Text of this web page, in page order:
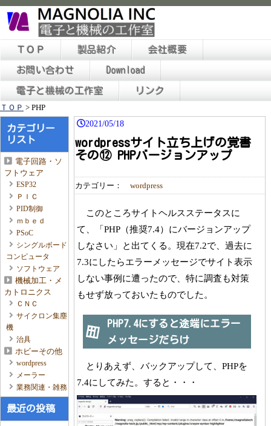
ＴＯＰ 製品紹介 会社概要
お問い合わせ Download
電子と機械の工作室 リンク
ＴＯＰ > PHP
カテゴリー
リスト
電子回路・ソ
フトウェア
ESP32
ＰＩＣ
PID制御
ｍｂｅｄ
PSoC
シングルボード
コンピュータ
ソフトウェア
機械加工・メ
カトロニクス
ＣＮＣ
サイクロン集塵
機
治具
ホビーその他
wordpress
メーラー
業務関連・雑務
最近の投稿
2021/05/18
wordpressサイト立ち上げの覚書
その⑫ PHPバージョンアップ
カテゴリー： wordpress
このところサイトヘルスステータスに
て、「PHP（推奨7.4）にバージョンアップ
しなさい」と出てくる。現在7.2で、過去に
7.3にしたらエラーメッセージでサイト表示
しない事例に遭ったので、特に調査も対策
もせず放っておいたものでした。
PHP7.4にすると途端にエラー
メッセージだらけ
とりあえず、バックアップして、PHPを
7.4にしてみた。すると・・・